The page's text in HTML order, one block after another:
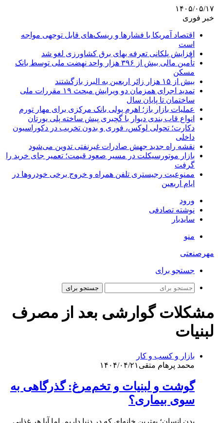
۱۴۰۵/۰۵/۱۷
خبر فوری
اقتصاد آمریکا با فشارها و ریسک‌های قابل توجهی مواجه
است
افزایش پلکانی تعرفه بهای برق کشاورزی لغو شد
تأمین مالی بیش از ۳۹۶ هزار واحد نهضت ملی توسط بانک
مسکن
بیش از ۱۵ هزار زائر اربعین به البرز بازگشتند
تمدید اجرای همزمان دو ویرایش مبحث ۱۹ مقررات ملی
ساختمان تا پایان سال
عملیات بازار باز؛ اهرم پولی بانک مرکزی برای مهار تورم
انواع قاب بندی دیوار با گچبری پیش ساخته پلی یورتان
دکارت؛ تحولی لوکس، فوری و بدون تخریب در دکوراسیون
داخلی
نقشه راه جدید جهش صادرات غیرنفتی تدوین می‌شود
بازار موتورسیکلت در مسیر صعود قیمت؛ تعمیر جای خرید را
گرفت
ممنوعیت رجیستری تلفن همراه و خروج برخی خودروها در
ایام اربعین
ورود
نوشته تصادفی
سایدبار
منو
مهرصنعتی
جستجو برای
جستجو برای
مشکلات گوارشی بعد از مصرف
لبنیات
بازار و کسب و کار
محمد پرهام متقی ۱۴۰۴/۰۴/۲۱
گوشت و لبنیات و تخم‌مرغ: گذرگاهی به
سوی بیماری؟
بدن انسان؛ بهترین خانه‌ای که در دنیا داریم. اما آیا هر غذایی